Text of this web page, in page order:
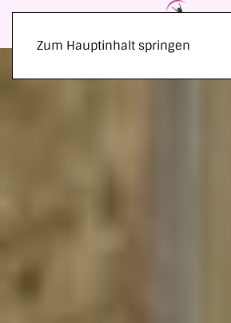
Zum Hauptinhalt springen